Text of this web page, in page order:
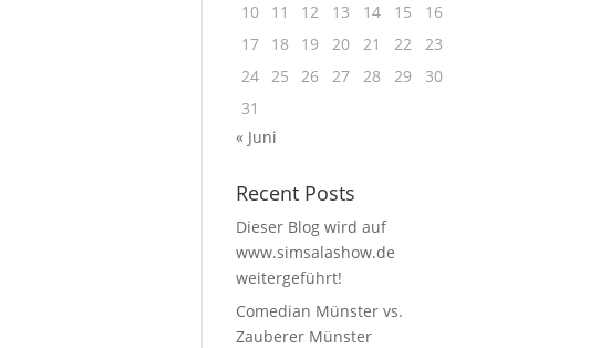
10
11 12 13 14 15
16
17
18 19 20 21 22
23
24 25 26 27 28 29
30
31
« Juni
Recent Posts
Dieser Blog wird auf
www.simsalashow.de
weitergeführt!
Comedian Münster vs.
Zauberer Münster